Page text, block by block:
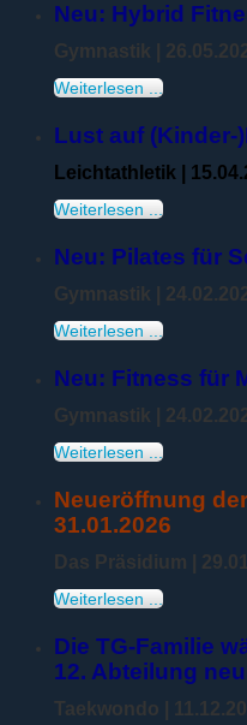
Neu: Hybrid
Gymnastik |
Weiterlesen ...
Lust auf
Leichtathletik |
Weiterlesen ...
Neu: Pilates für
Gymnastik |
Weiterlesen ...
Neu: Fitness für
Gymnastik |
Weiterlesen ...
Neueröffnung
31.01.2026
Das Präsidium |
Weiterlesen ...
Die TG-Familie
12. Abteilung
Taekwondo |